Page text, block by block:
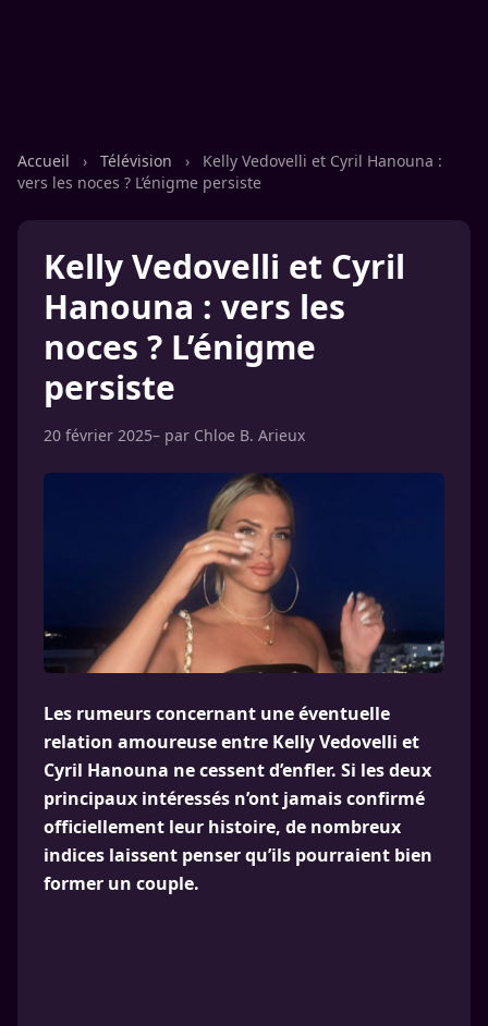
Accueil › Télévision ›
Kelly Vedovelli et Cyril Hanouna :
vers les noces ? L’énigme persiste
Kelly Vedovelli et Cyril
Hanouna : vers les
noces ? L’énigme
persiste
20 février 2025– par Chloe B. Arieux
Les rumeurs concernant une éventuelle
relation amoureuse entre Kelly Vedovelli et
Cyril Hanouna ne cessent d’enfler. Si les deux
principaux intéressés n’ont jamais confirmé
officiellement leur histoire, de nombreux
indices laissent penser qu’ils pourraient bien
former un couple.